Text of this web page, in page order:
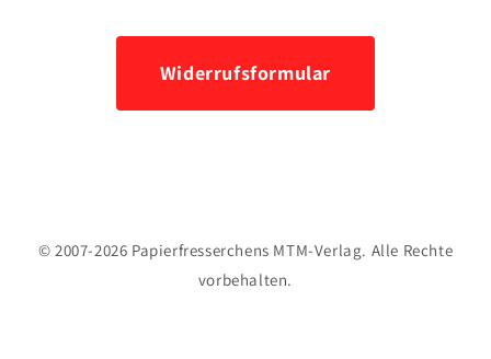
Widerrufsformular
© 2007-2026 Papierfresserchens MTM-Verlag. Alle Rechte
vorbehalten.